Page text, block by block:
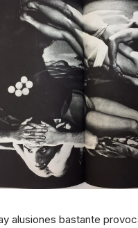
alusiones bastante